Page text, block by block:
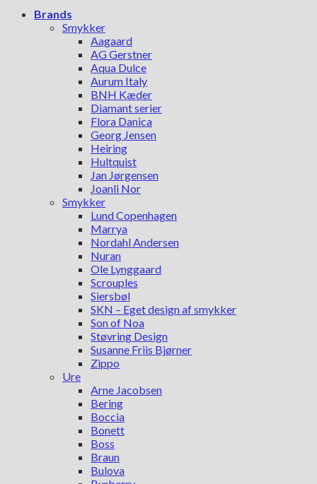
Brands
Smykker
Aagaard
AG Gerstner
Aqua Dulce
Aurum Italy
BNH Kæder
Diamant serier
Flora Danica
Georg Jensen
Heiring
Hultquist
Jan Jørgensen
Joanli Nor
Smykker
Lund Copenhagen
Marrya
Nordahl Andersen
Nuran
Ole Lynggaard
Scrouples
Siersbøl
SKN – Eget design af smykker
Son of Noa
Støvring Design
Susanne Friis Bjørner
Zippo
Ure
Arne Jacobsen
Bering
Boccia
Bonett
Boss
Braun
Bulova